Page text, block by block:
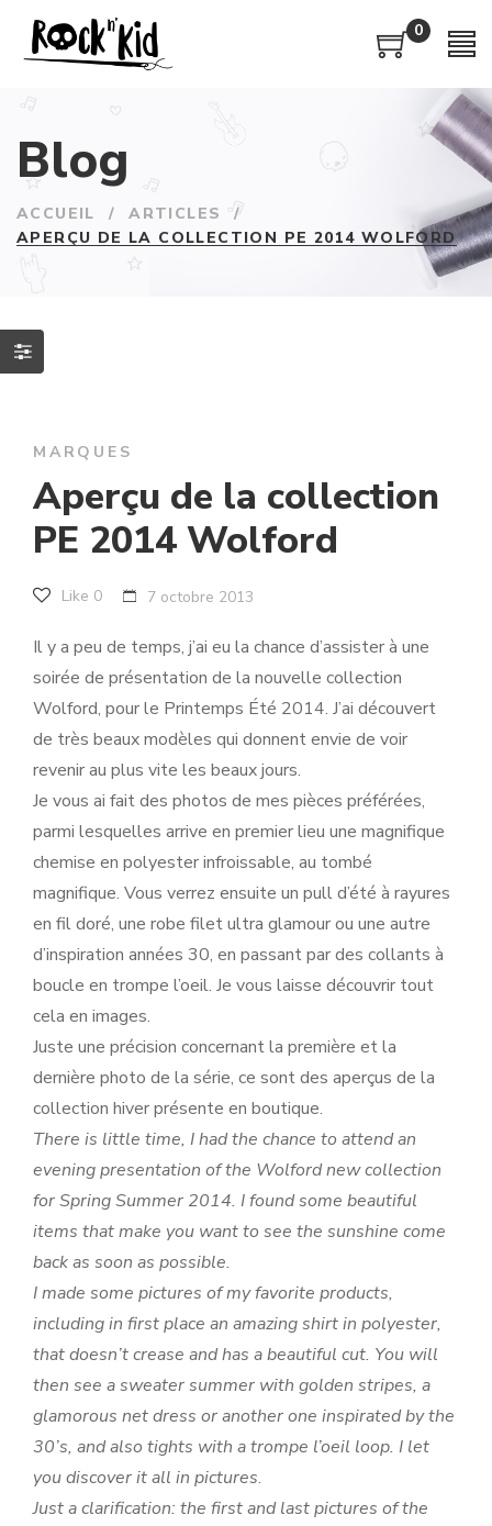
0
Blog
ACCUEIL / ARTICLES
/
APERÇU DE LA COLLECTION PE 2014 WOLFORD
MARQUES
Aperçu de la collection
PE 2014 Wolford
Like 0 7 octobre 2013
Il y a peu de temps, j’ai eu la chance d’assister à une
soirée de présentation de la nouvelle collection
Wolford, pour le Printemps Été 2014. J’ai découvert
de très beaux modèles qui donnent envie de voir
revenir au plus vite les beaux jours.
Je vous ai fait des photos de mes pièces préférées,
parmi lesquelles arrive en premier lieu une magnifique
chemise en polyester infroissable, au tombé
magnifique. Vous verrez ensuite un pull d’été à rayures
en fil doré, une robe filet ultra glamour ou une autre
d’inspiration années 30, en passant par des collants à
boucle en trompe l’oeil. Je vous laisse découvrir tout
cela en images.
Juste une précision concernant la première et la
dernière photo de la série, ce sont des aperçus de la
collection hiver présente en boutique.
There is little time, I had the chance to attend an
evening presentation of the Wolford new collection
for Spring Summer 2014. I found some beautiful
items that make you want to see the sunshine come
back as soon as possible.
I made some pictures of my favorite products,
including in first place an amazing shirt in polyester,
that doesn’t crease and has a beautiful cut. You will
then see a sweater summer with golden stripes, a
glamorous net dress or another one inspirated by the
30’s, and also tights with a trompe l’oeil loop. I let
you discover it all in pictures.
Just a clarification: the first and last pictures of the